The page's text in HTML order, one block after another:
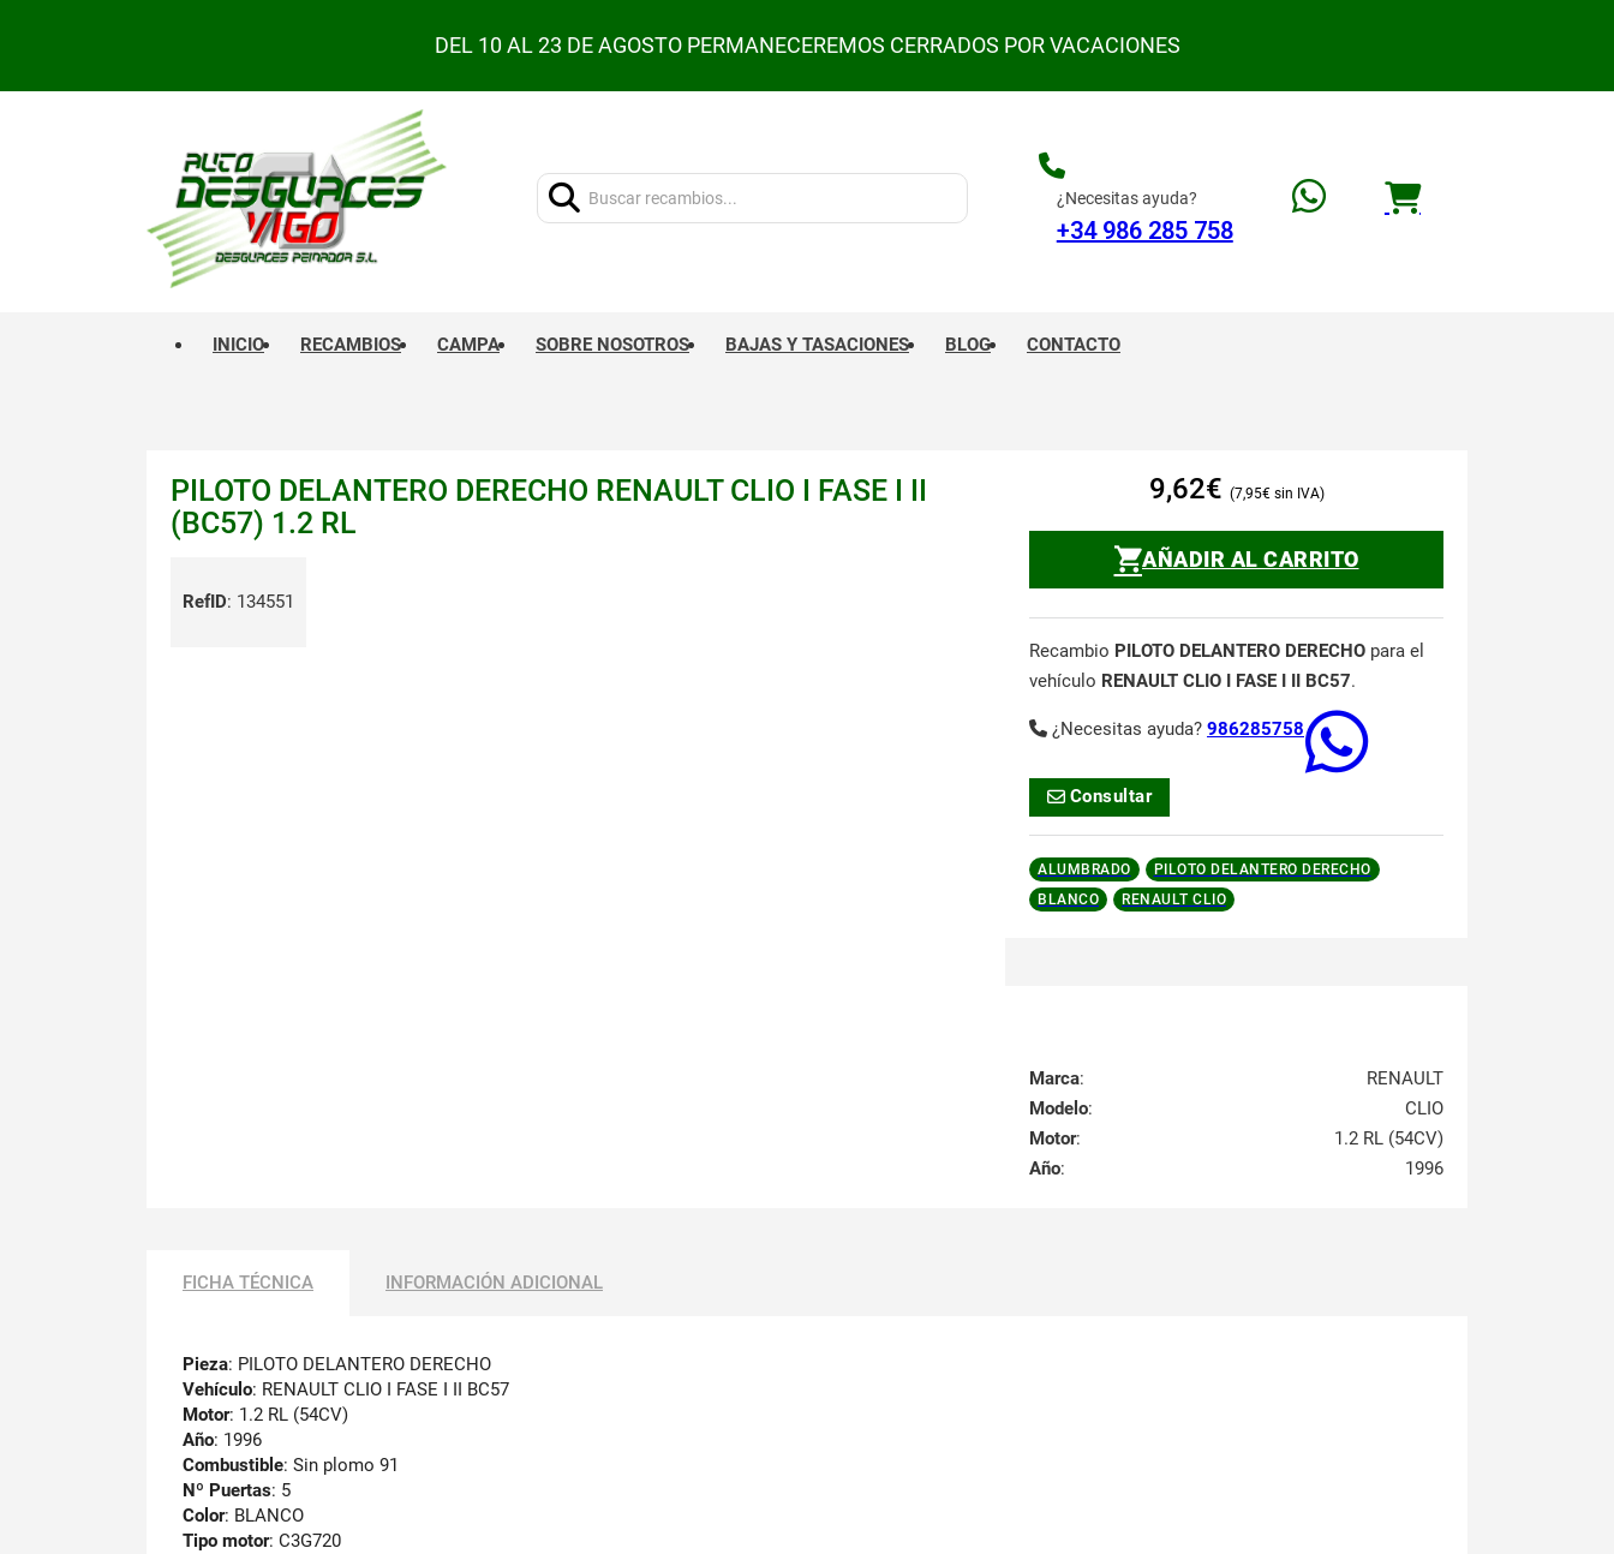
DEL 10 AL 23 DE AGOSTO PERMANECEREMOS CERRADOS POR VACACIONES
Buscar:
¿Necesitas ayuda?
+34 986 285 758
INICIO RECAMBIOS CAMPA SOBRE NOSOTROS BAJAS Y TASACIONES BLOG CONTACTO
PILOTO DELANTERO DERECHO RENAULT CLIO I FASE I II
(BC57) 1.2 RL
RefID: 134551
9,62€ 7,95€
AÑADIR AL CARRITO
Recambio PILOTO DELANTERO DERECHO para el
vehículo RENAULT CLIO I FASE I II BC57.
¿Necesitas ayuda? 986285758
Consultar
ALUMBRADO
PILOTO DELANTERO DERECHO
BLANCO
RENAULT CLIO
Marca:
RENAULT
Modelo:
CLIO
Motor:
1.2 RL (54CV)
Año: 1996
FICHA TÉCNICA INFORMACIÓN ADICIONAL
Pieza: PILOTO DELANTERO DERECHO
Vehículo: RENAULT CLIO I FASE I II BC57
Motor: 1.2 RL (54CV)
Año: 1996
Combustible: Sin plomo 91
Nº Puertas: 5
Color: BLANCO
Tipo motor: C3G720